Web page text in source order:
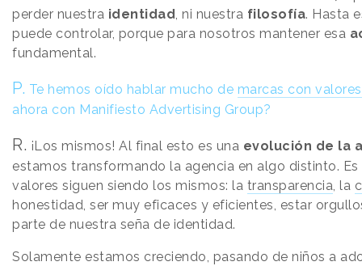
perder nuestra identidad, ni nuestra filosofía. Hasta
puede controlar, porque para nosotros mantener esa
fundamental.
P. Te hemos oído hablar mucho de marcas con
ahora con Manifiesto Advertising Group?
R. ¡Los mismos! Al final esto es una evolución de la
estamos transformando la agencia en algo distinto.
valores siguen siendo los mismos: la transparencia, la
honestidad, ser muy eficaces y eficientes, estar
parte de nuestra seña de identidad.
Solamente estamos creciendo, pasando de niños a